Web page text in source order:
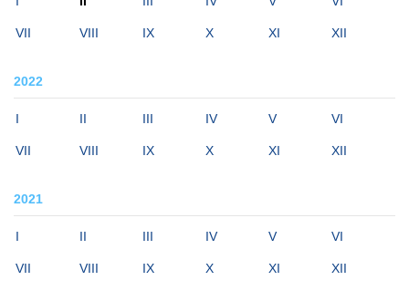
VII VIII IX X XI XII
2022
I II III IV V VI
VII VIII IX X XI XII
2021
I II III IV V VI
VII VIII IX X XI XII